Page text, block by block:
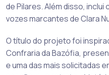
de Pilares. Além disso,
vozes marcantes de Clara
O título do projeto foi
Confraria da Bazófia,
e uma das mais solicitadas